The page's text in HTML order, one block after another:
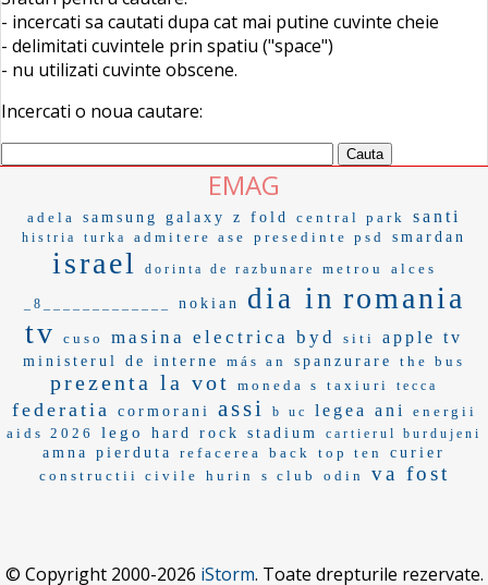
- incercati sa cautati dupa cat mai putine cuvinte cheie
- delimitati cuvintele prin spatiu ("space")
- nu utilizati cuvinte obscene.
Incercati o noua cautare:
EMAG
adela samsung galaxy z fold central park santi
histria turka admitere ase presedinte psd smardan
israel dorinta de razbunare metrou alces
_8_____________ nokian dia in romania
tv
cuso masina electrica byd siti apple tv
ministerul de interne más an spanzurare the bus
prezenta la vot moneda s taxiuri tecca
federatia cormorani assi b uc legea ani
energii
aids 2026
lego hard rock stadium cartierul burdujeni
amna pierduta refacerea back top ten
curier
constructii civile
hurin s club odin va fost
© Copyright 2000-2026 iStorm. Toate drepturile rezervate.